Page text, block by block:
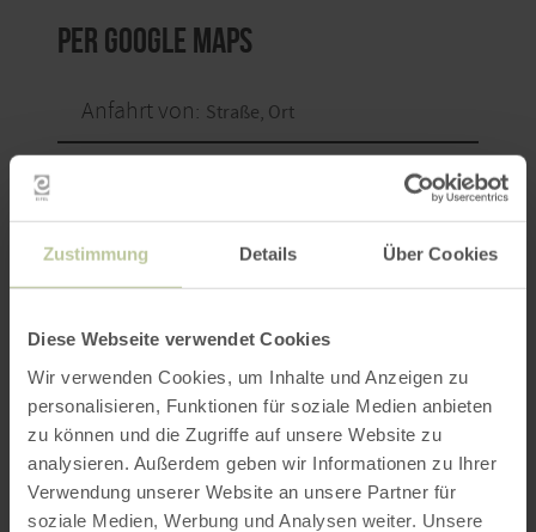
Zustimmung Details Über Cookies
Diese Webseite verwendet Cookies
Wir verwenden Cookies, um Inhalte und Anzeigen zu
personalisieren, Funktionen für soziale Medien anbieten
zu können und die Zugriffe auf unsere Website zu
analysieren. Außerdem geben wir Informationen zu Ihrer
Verwendung unserer Website an unsere Partner für
soziale Medien, Werbung und Analysen weiter. Unsere
per Google Maps
Anfahrt von:
ROUTE PLANEN
Das könnte Sie auch
interessieren